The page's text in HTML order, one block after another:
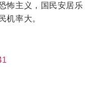
怖主义，国民安居乐
机率大。